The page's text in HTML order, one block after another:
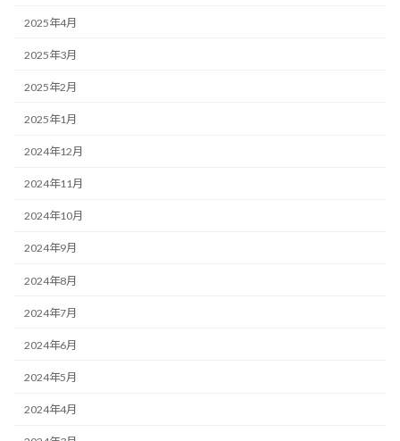
2025年4月
2025年3月
2025年2月
2025年1月
2024年12月
2024年11月
2024年10月
2024年9月
2024年8月
2024年7月
2024年6月
2024年5月
2024年4月